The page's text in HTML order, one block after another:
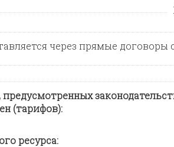
через прямые договоры
(тарифов):
ресурса: